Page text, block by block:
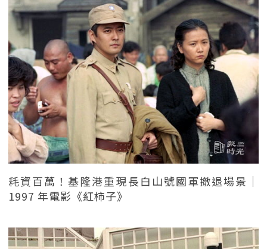
耗資百萬！基隆港重現長白山號國軍撤退場景｜
1997 年電影《紅柿子》